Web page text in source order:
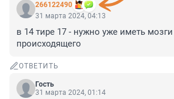
266122490
31 марта 2024, 04:13
в 14 тире 17 - нужно уже иметь
происходящего
ОТВЕТИТЬ
Гость
31 марта 2024, 01:14